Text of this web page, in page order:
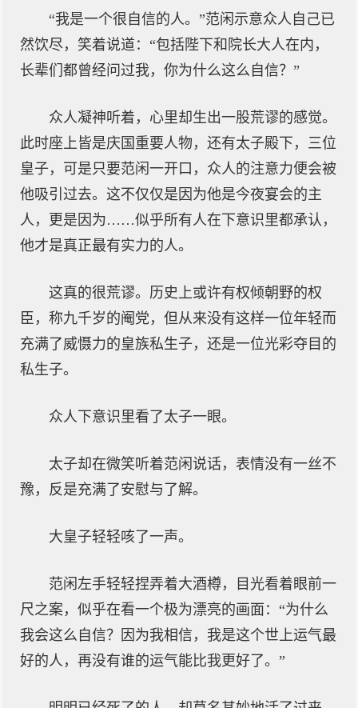
“我是一个很自信的人。”范闲示意众人自己已
然饮尽，笑着说道：“包括陛下和院长大人在内，
长辈们都曾经问过我，你为什么这么自信？”
众人凝神听着，心里却生出一股荒谬的感觉。
此时座上皆是庆国重要人物，还有太子殿下，三位
皇子，可是只要范闲一开口，众人的注意力便会被
他吸引过去。这不仅仅是因为他是今夜宴会的主
人，更是因为……似乎所有人在下意识里都承认，
他才是真正最有实力的人。
这真的很荒谬。历史上或许有权倾朝野的权
臣，称九千岁的阉党，但从来没有这样一位年轻而
充满了威慑力的皇族私生子，还是一位光彩夺目的
私生子。
众人下意识里看了太子一眼。
太子却在微笑听着范闲说话，表情没有一丝不
豫，反是充满了安慰与了解。
大皇子轻轻咳了一声。
范闲左手轻轻捏弄着大酒樽，目光看着眼前一
尺之案，似乎在看一个极为漂亮的画面：“为什么
我会这么自信？因为我相信，我是这个世上运气最
好的人，再没有谁的运气能比我更好了。”